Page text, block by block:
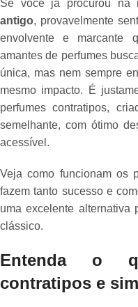
Se você já procurou na
antigo, provavelmente
envolvente e marcante
amantes de perfumes
única, mas nem sempre
mesmo impacto. É
perfumes contratipos,
semelhante, com ótimo
acessível.
Veja como funcionam os
fazem tanto sucesso e
uma excelente alternativa
clássico.
Entenda o
contratipos e